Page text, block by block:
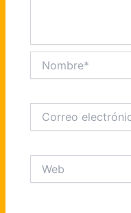
electrónico*